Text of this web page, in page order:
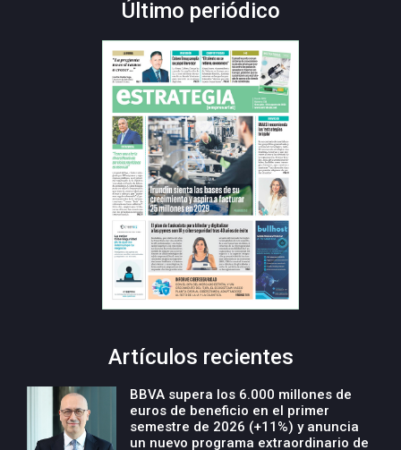
Último periódico
Artículos recientes
BBVA supera los 6.000 millones de
euros de beneficio en el primer
semestre de 2026 (+11%) y anuncia
un nuevo programa extraordinario de